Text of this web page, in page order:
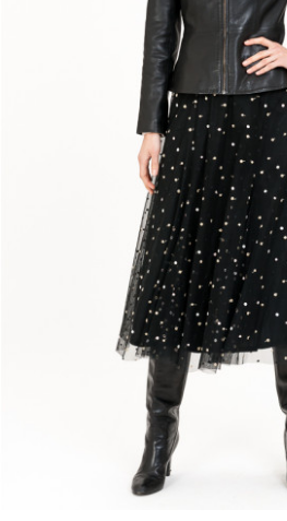
Šály
Prodejny Služby
Dárkové poukazy
Extra výhodné
Bundy a kabáty -50 %